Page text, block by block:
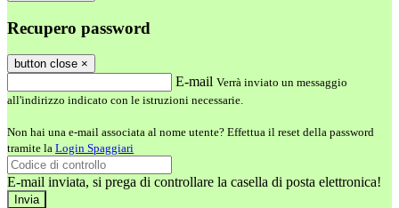
Recupero password
button close ×
E-mail Verrà inviato un messaggio
all'indirizzo indicato con le istruzioni necessarie.
Non hai una e-mail associata al nome utente? Effettua il reset della password
tramite la Login Spaggiari
E-mail inviata, si prega di controllare la casella di posta elettronica!